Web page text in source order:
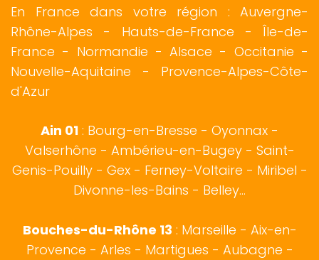
En France dans votre région : Auvergne-
Rhône-Alpes - Hauts-de-France - Île-de-
France - Normandie -Alsace - Occitanie -
Nouvelle-Aquitaine - Provence-Alpes-Côte-
d'Azur
Ain 01 : Bourg-en-Bresse - Oyonnax -
Valserhône - Ambérieu-en-Bugey - Saint-
Genis-Pouilly - Gex- Ferney-Voltaire - Miribel -
Divonne-les-Bains - Belley...
Bouches-du-Rhône 13 : Marseille - Aix-en-
Provence - Arles - Martigues - Aubagne -